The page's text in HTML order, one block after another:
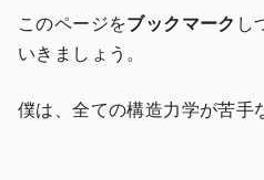
このページをブックマーク し
いきましょう。
僕は、全ての構造力学が苦手